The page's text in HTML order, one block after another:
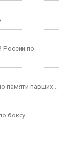
России по
памяти павших...
боксу